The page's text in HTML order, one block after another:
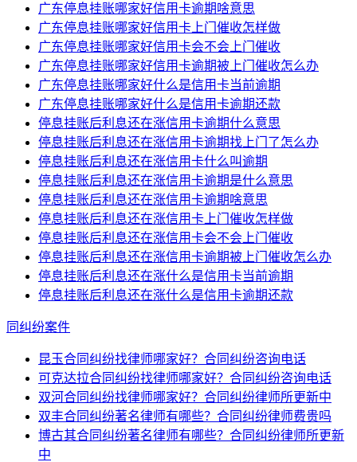
广东停息挂账哪家好信用卡逾期啥意思
广东停息挂账哪家好信用卡上门催收怎样做
广东停息挂账哪家好信用卡会不会上门催收
广东停息挂账哪家好信用卡逾期被上门催收怎么办
广东停息挂账哪家好什么是信用卡当前逾期
广东停息挂账哪家好什么是信用卡逾期还款
停息挂账后利息还在涨信用卡逾期什么意思
停息挂账后利息还在涨信用卡逾期找上门了怎么办
停息挂账后利息还在涨信用卡什么叫逾期
停息挂账后利息还在涨信用卡逾期是什么意思
停息挂账后利息还在涨信用卡逾期啥意思
停息挂账后利息还在涨信用卡上门催收怎样做
停息挂账后利息还在涨信用卡会不会上门催收
停息挂账后利息还在涨信用卡逾期被上门催收怎么办
停息挂账后利息还在涨什么是信用卡当前逾期
停息挂账后利息还在涨什么是信用卡逾期还款
同纠纷案件
昆玉合同纠纷找律师哪家好？合同纠纷咨询电话
可克达拉合同纠纷找律师哪家好？合同纠纷咨询电话
双河合同纠纷找律师哪家好？合同纠纷律师所更新中
双丰合同纠纷著名律师有哪些？合同纠纷律师费贵吗
博古其合同纠纷著名律师有哪些？合同纠纷律师所更新
中